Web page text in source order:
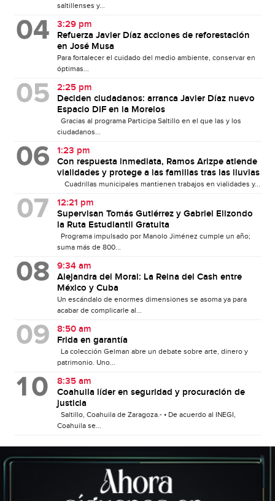
saltillenses y...
3:29 pm
Refuerza Javier Díaz acciones de reforestación
en José Musa
Para fortalecer el cuidado del medio ambiente, conservar en
óptimas...
2:25 pm
Deciden ciudadanos: arranca Javier Díaz nuevo
Espacio DIF en la Morelos
Gracias al programa Participa Saltillo en el que las y los
ciudadanos...
1:23 pm
Con respuesta inmediata, Ramos Arizpe atiende
vialidades y protege a las familias tras las lluvias
Cuadrillas municipales mantienen trabajos en vialidades y...
12:21 pm
Supervisan Tomás Gutiérrez y Gabriel Elizondo
la Ruta Estudiantil Gratuita
Programa impulsado por Manolo Jiménez cumple un año;
suma más de 800...
9:34 am
Alejandra del Moral: La Reina del Cash entre
México y Cuba
Un escándalo de enormes dimensiones se asoma ya para
acabar de complicarle al...
8:50 am
Frida en garantía
La colección Gelman abre un debate sobre arte, dinero y
patrimonio. Uno...
8:35 am
Coahuila líder en seguridad y procuración de
justicia
Saltillo, Coahuila de Zaragoza.- • De acuerdo al INEGI,
Coahuila se...